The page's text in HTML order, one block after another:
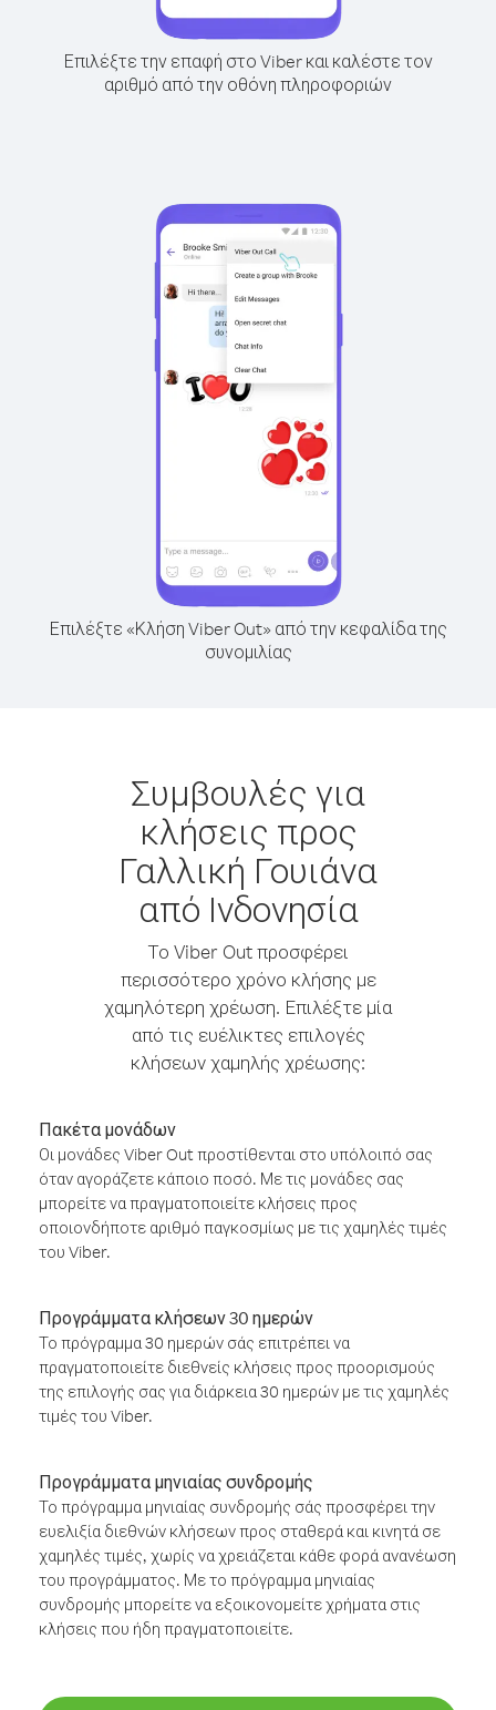
Επιλέξτε την επαφή στο Viber και καλέστε τον
αριθμό από την οθόνη πληροφοριών
Επιλέξτε «Κλήση Viber Out» από την κεφαλίδα της
συνομιλίας
Συμβουλές για
κλήσεις προς
Γαλλική Γουιάνα
από Ινδονησία
Το Viber Out προσφέρει
περισσότερο χρόνο κλήσης με
χαμηλότερη χρέωση. Επιλέξτε μία
από τις ευέλικτες επιλογές
κλήσεων χαμηλής χρέωσης:
Πακέτα μονάδων
Οι μονάδες Viber Out προστίθενται στο υπόλοιπό σας
όταν αγοράζετε κάποιο ποσό. Με τις μονάδες σας
μπορείτε να πραγματοποιείτε κλήσεις προς
οποιονδήποτε αριθμό παγκοσμίως με τις χαμηλές τιμές
του Viber.
Προγράμματα κλήσεων 30 ημερών
Το πρόγραμμα 30 ημερών σάς επιτρέπει να
πραγματοποιείτε διεθνείς κλήσεις προς προορισμούς
της επιλογής σας για διάρκεια 30 ημερών με τις χαμηλές
τιμές του Viber.
Προγράμματα μηνιαίας συνδρομής
Το πρόγραμμα μηνιαίας συνδρομής σάς προσφέρει την
ευελιξία διεθνών κλήσεων προς σταθερά και κινητά σε
χαμηλές τιμές, χωρίς να χρειάζεται κάθε φορά ανανέωση
του προγράμματος. Με το πρόγραμμα μηνιαίας
συνδρομής μπορείτε να εξοικονομείτε χρήματα στις
κλήσεις που ήδη πραγματοποιείτε.